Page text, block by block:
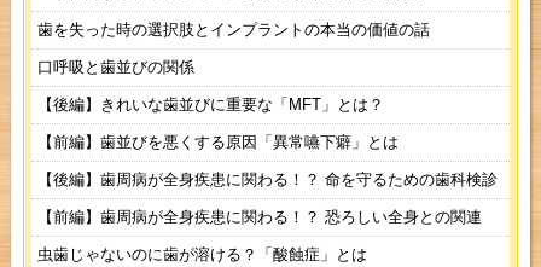
歯を失った時の選択肢とインプラントの本当の価値の話
口呼吸と歯並びの関係
【後編】きれいな歯並びに重要な「MFT」とは？
【前編】歯並びを悪くする原因「異常嚥下癖」とは
【後編】歯周病が全身疾患に関わる！？ 命を守るための歯科検診
【前編】歯周病が全身疾患に関わる！？ 恐ろしい全身との関連
虫歯じゃないのに歯が溶ける？「酸蝕症」とは